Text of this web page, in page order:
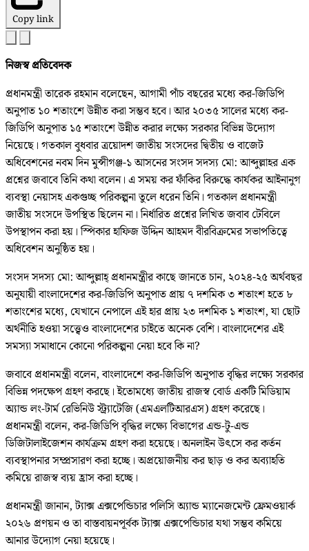
Copy link
নিজস্ব প্রতিবেদক
প্রধানমন্ত্রী তারেক রহমান বলেছেন, আগামী পাঁচ বছরের মধ্যে কর-জিডিপি
অনুপাত ১০ শতাংশে উন্নীত করা সম্ভব হবে। আর ২০৩৫ সালের মধ্যে কর-
জিডিপি অনুপাত ১৫ শতাংশে উন্নীত করার লক্ষ্যে সরকার বিভিন্ন উদ্যোগ
নিয়েছে। গতকাল বুধবার ত্রয়োদশ জাতীয় সংসদের দ্বিতীয় ও বাজেট
অধিবেশনের নবম দিন মুন্সীগঞ্জ-১ আসনের সংসদ সদস্য মো: আব্দুল্লাহর এক
প্রশ্নের জবাবে তিনি কথা বলেন। এ সময় কর ফাঁকির বিরুদ্ধে কার্যকর আইনানুগ
ব্যবস্থা নেয়াসহ একগুচ্ছ পরিকল্পনা তুলে ধরেন তিনি। গতকাল প্রধানমন্ত্রী
জাতীয় সংসদে উপস্থিত ছিলেন না। নির্ধারিত প্রশ্নের লিখিত জবাব টেবিলে
উপস্থাপন করা হয়। স্পিকার হাফিজ উদ্দিন আহমদ বীরবিক্রমের সভাপতিত্বে
অধিবেশন অনুষ্ঠিত হয়।
সংসদ সদস্য মো: আব্দুল্লাহ্ প্রধানমন্ত্রীর কাছে জানতে চান, ২০২৪-২৫ অর্থবছর
অনুযায়ী বাংলাদেশের কর-জিডিপি অনুপাত প্রায় ৭ দশমিক ৩ শতাংশ হতে ৮
শতাংশের মধ্যে, যেখানে নেপালে এই হার প্রায় ২৩ দশমিক ১ শতাংশ, যা ছোট
অর্থনীতি হওয়া সত্ত্বেও বাংলাদেশের চাইতে অনেক বেশি। বাংলাদেশের এই
সমস্যা সমাধানে কোনো পরিকল্পনা নেয়া হবে কি না?
জবাবে প্রধানমন্ত্রী বলেন, বাংলাদেশে কর-জিডিপি অনুপাত বৃদ্ধির লক্ষ্যে সরকার
বিভিন্ন পদক্ষেপ গ্রহণ করছে। ইতোমধ্যে জাতীয় রাজস্ব বোর্ড একটি মিডিয়াম
অ্যান্ড লং-টার্ম রেভিনিউ স্ট্র্যাটেজি (এমএলটিআরএস) গ্রহণ করেছে।
প্রধানমন্ত্রী বলেন, কর-জিডিপি বৃদ্ধির লক্ষ্যে বিভাগের এন্ড-টু-এন্ড
ডিজিটালাইজেশন কার্যক্রম গ্রহণ করা হয়েছে। অনলাইন উৎসে কর কর্তন
ব্যবস্থাপনার সম্প্রসারণ করা হচ্ছে। অপ্রয়োজনীয় কর ছাড় ও কর অব্যাহতি
কমিয়ে রাজস্ব ব্যয় হ্রাস করা হচ্ছে।
প্রধানমন্ত্রী জানান, ট্যাক্স এক্সপেন্ডিচার পলিসি অ্যান্ড ম্যানেজমেন্ট ফ্রেমওয়ার্ক
২০২৬ প্রণয়ন ও তা বাস্তবায়নপূর্বক ট্যাক্স এক্সপেন্ডিচার যথা সম্ভব কমিয়ে
আনার উদ্যোগ নেয়া হয়েছে।